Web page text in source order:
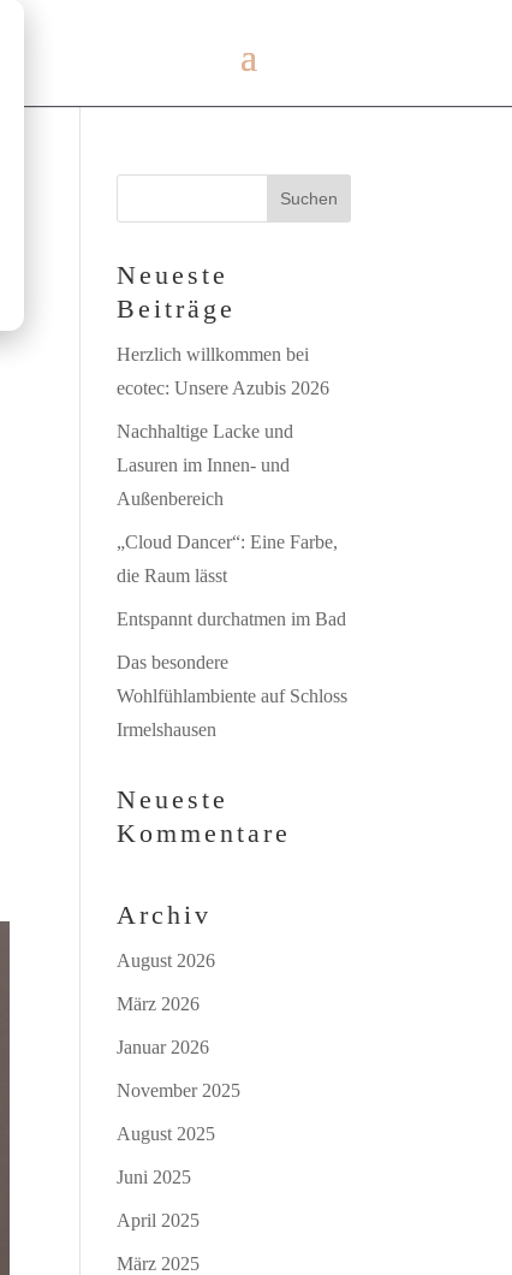
Neueste
Beiträge
Herzlich willkommen bei
ecotec: Unsere Azubis 2026
Nachhaltige Lacke und
Lasuren im Innen- und
Außenbereich
„Cloud Dancer“: Eine Farbe,
die Raum lässt
Entspannt durchatmen im Bad
Das besondere
Wohlfühlambiente auf Schloss
Irmelshausen
Neueste
Kommentare
Archiv
August 2026
März 2026
Januar 2026
November 2025
August 2025
Juni 2025
April 2025
März 2025